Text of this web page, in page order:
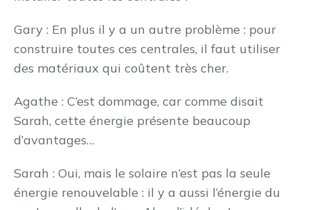
Gary : En plus il y a un autre problème : pour
construire toutes ces centrales, il faut utiliser
des matériaux qui coûtent très cher.
Agathe : C’est dommage, car comme disait
Sarah, cette énergie présente beaucoup
d’avantages…
Sarah : Oui, mais le solaire n’est pas la seule
énergie renouvelable : il y a aussi l’énergie du